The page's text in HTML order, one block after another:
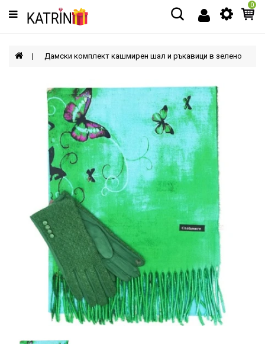
Категории
МЪЖЕ
АКСЕСОАРИ
0
Дамски комплект кашмирен шал и ръкавици в зелено